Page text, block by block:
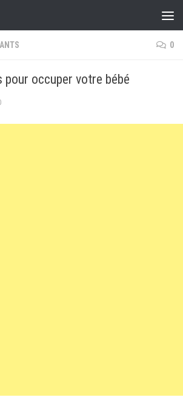
0
occuper votre bébé